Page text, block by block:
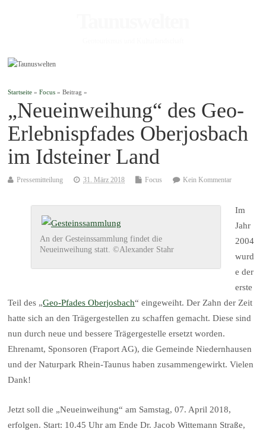
Startseite »Focus » Beitrag »
„Neueinweihung“ des Geo-
Erlebnispfades Oberjosbach
im Idsteiner Land
Pressemitteilung 31. März 2018 Focus Kein Kommentar
An der Gesteinssammlung findet die
Neueinweihung statt. ©Alexander Stahr
Im
Jahr
2004
wurd
e der
erste
Teil des „Geo-Pfades Oberjosbach“ eingeweiht. Der Zahn der Zeit
hatte sich an den Trägergestellen zu schaffen gemacht. Diese sind
nun durch neue und bessere Trägergestelle ersetzt worden.
Ehrenamt, Sponsoren (Fraport AG), die Gemeinde Niedernhausen
und der Naturpark Rhein-Taunus haben zusammengewirkt. Vielen
Dank!
Jetzt soll die „Neueinweihung“ am Samstag, 07. April 2018,
erfolgen. Start: 10.45 Uhr am Ende Dr. Jacob Wittemann Straße,